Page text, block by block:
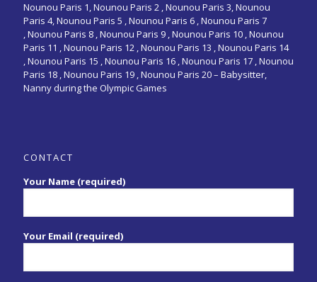
Nounou Paris 1,Nounou Paris 2 ,Nounou Paris 3,Nounou
Paris 4,Nounou Paris 5 ,Nounou Paris 6 ,Nounou Paris 7
,Nounou Paris 8 ,Nounou Paris 9 ,Nounou Paris 10 ,Nounou
Paris 11 ,Nounou Paris 12 ,Nounou Paris 13 ,Nounou Paris 14
,Nounou Paris 15 ,Nounou Paris 16 , Nounou Paris 17 , Nounou
Paris 18 , Nounou Paris 19 , Nounou Paris 20 – Babysitter,
Nanny during the Olympic Games
CONTACT
Your Name (required)
Your Email (required)